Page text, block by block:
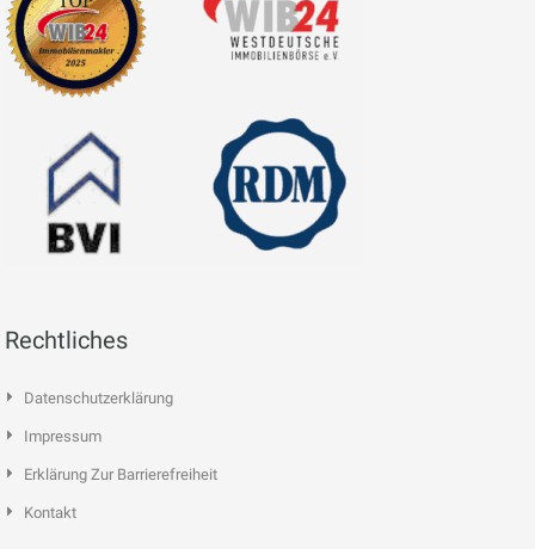
Rechtliches
Datenschutzerklärung
Impressum
Erklärung Zur Barrierefreiheit
Kontakt